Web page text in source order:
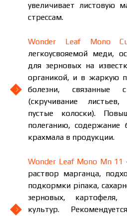
увеличивает листовую
стрессам.
Wonder Leaf Mono
легкоусвояемой меди,
для зерновых на
органикой, и в жаркую
болезни,
(скручивание
пустые колоски).
полеганию, содержание
крахмала в продукции.
Wonder Leaf Mono Mn 11
раствор марганца,
подкормки ріпака,
зерновых,
культур.